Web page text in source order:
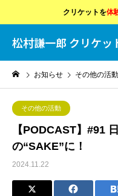
クリケットを体
松村謙一郎 クリケッ
お知らせ その他の活動
その他の活動
【PODCAST】#91
の“SAKE”に！
2024.11.22